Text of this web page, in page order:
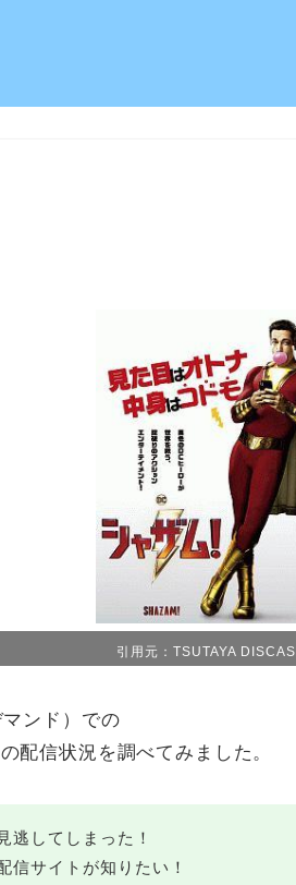
引用元：TSUTAYA DISCAS
ンド）での
配信状況を調べてみました。
見逃してしまった！
信サイトが知りたい！